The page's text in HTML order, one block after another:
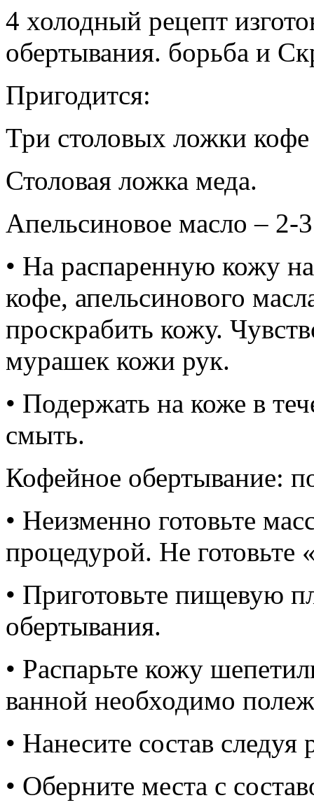
4 холодный рецепт
обертывания. борьба и
Пригодится:
Три столовых ложки
Столовая ложка меда.
Апельсиновое масло – 2-
• На распаренную кожу
кофе, апельсинового
проскрабить кожу.
мурашек кожи рук.
• Подержать на коже в
смыть.
Кофейное обертывание:
• Неизменно готовьте
процедурой. Не готовьте
• Приготовьте пищевую
обертывания.
• Распарьте кожу
ванной необходимо
• Нанесите состав следуя
• Оберните места с